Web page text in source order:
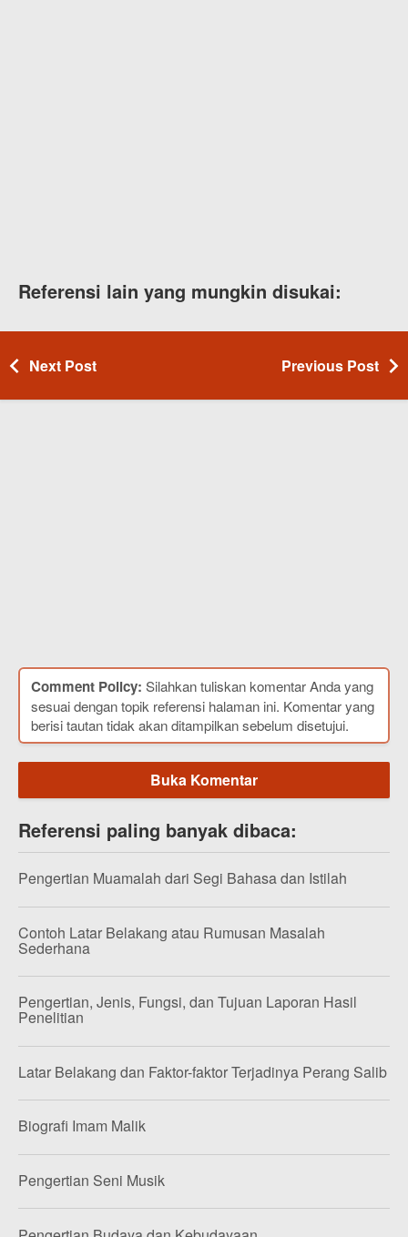
Referensi lain yang mungkin disukai:
Next Post Previous Post
Comment Policy: Silahkan tuliskan komentar Anda yang
sesuai dengan topik referensi halaman ini. Komentar yang
berisi tautan tidak akan ditampilkan sebelum disetujui.
Buka Komentar
Referensi paling banyak dibaca:
Pengertian Muamalah dari Segi Bahasa dan Istilah
Contoh Latar Belakang atau Rumusan Masalah
Sederhana
Pengertian, Jenis, Fungsi, dan Tujuan Laporan Hasil
Penelitian
Latar Belakang dan Faktor-faktor Terjadinya Perang Salib
Biografi Imam Malik
Pengertian Seni Musik